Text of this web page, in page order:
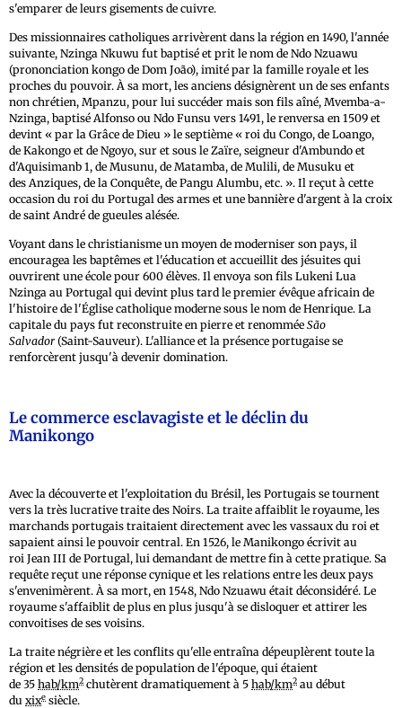
s'emparer de leurs gisements de cuivre.
Des missionnaires catholiques arrivèrent dans la région en 1490, l'année
suivante, Nzinga Nkuwu fut baptisé et prit le nom de Ndo Nzuawu
(prononciation kongo de Dom João), imité par la famille royale et les
proches du pouvoir. À sa mort, les anciens désignèrent un de ses enfants
non chrétien, Mpanzu, pour lui succéder mais son fils aîné, Mvemba-a-
Nzinga, baptisé Alfonso ou Ndo Funsu vers 1491, le renversa en 1509 et
devint « par la Grâce de Dieu » le septième « roi du Congo, de Loango,
de Kakongo et de Ngoyo, sur et sous le Zaïre, seigneur d'Ambundo et
d'Aquisimanb 1, de Musunu, de Matamba, de Mulili, de Musuku et
des Anziques, de la Conquête, de Pangu Alumbu, etc. ». Il reçut à cette
occasion du roi du Portugal des armes et une bannière d'argent à la croix
de saint André de gueules alésée.
Voyant dans le christianisme un moyen de moderniser son pays, il
encouragea les baptêmes et l'éducation et accueillit des jésuites qui
ouvrirent une école pour 600 élèves. Il envoya son fils Lukeni Lua
Nzinga au Portugal qui devint plus tard le premier évêque africain de
l'histoire de l'Église catholique moderne sous le nom de Henrique. La
capitale du pays fut reconstruite en pierre et renommée São
Salvador (Saint-Sauveur). L'alliance et la présence portugaise se
renforcèrent jusqu'à devenir domination.
Le commerce esclavagiste et le déclin du
Manikongo
Avec la découverte et l'exploitation du Brésil, les Portugais se tournent
vers la très lucrative traite des Noirs. La traite affaiblit le royaume, les
marchands portugais traitaient directement avec les vassaux du roi et
sapaient ainsi le pouvoir central. En 1526, le Manikongo écrivit au
roi Jean III de Portugal, lui demandant de mettre fin à cette pratique. Sa
requête reçut une réponse cynique et les relations entre les deux pays
s'envenimèrent. À sa mort, en 1548, Ndo Nzuawu était déconsidéré. Le
royaume s'affaiblit de plus en plus jusqu'à se disloquer et attirer les
convoitises de ses voisins.
La traite négrière et les conflits qu'elle entraîna dépeuplèrent toute la
région et les densités de population de l'époque, qui étaient
de 35 hab/km2 chutèrent dramatiquement à 5 hab/km2 au début
du xixe siècle.